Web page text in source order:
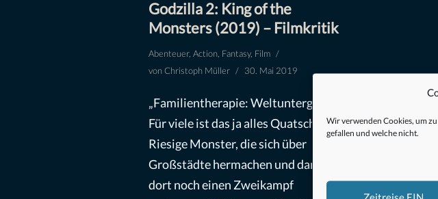
Wir verwenden Cookies, um
gefallen und welche nicht.
Zeitreise EIN
Godzilla 2: King of the
Monsters (2019) – Filmkritik
Abenteuer, Action, Fantasy, Film
vonChristoph Müller 30. Mai 2019
„Familientherapie: Weltuntergang“
Für viele ist das ja alles Quatsch:
Riesige Monster, die sich über
Großstädte hermachen und dann
dort noch einen Zweikampf